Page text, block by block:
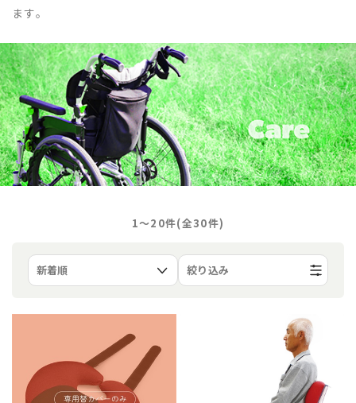
ます。
1〜20件(全30件)
絞り込み